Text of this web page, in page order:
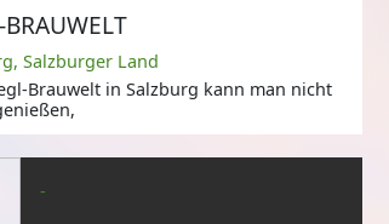
Salzburger Land
Brauwelt in Salzburg kann man nicht
-